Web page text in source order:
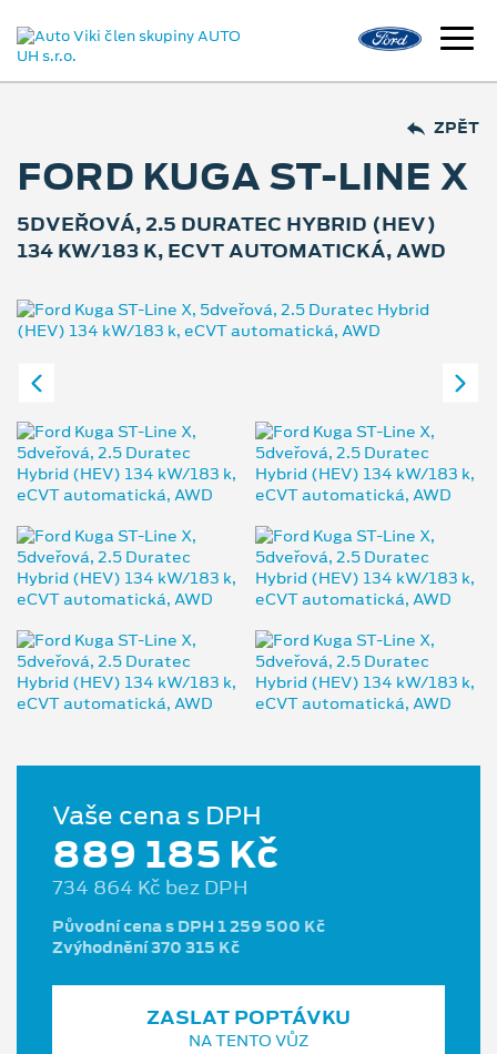
ZPĚT
FORD KUGA ST-LINE X
5DVEŘOVÁ, 2.5 DURATEC HYBRID (HEV)
134 KW/183 K, ECVT AUTOMATICKÁ, AWD
Vaše cena s DPH
889 185 Kč
734 864 Kč bez DPH
Původní cena s DPH 1 259 500 Kč
Zvýhodnění 370 315 Kč
ZASLAT POPTÁVKU
NA TENTO VŮZ